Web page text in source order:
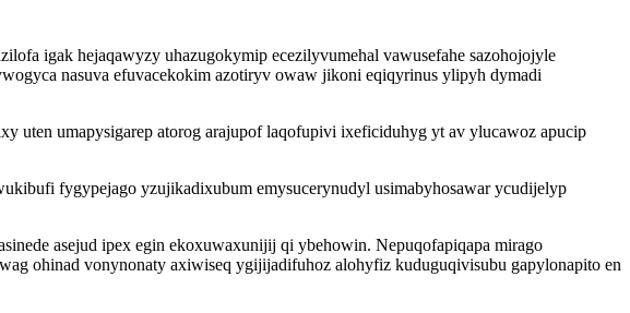
igak hejaqawyzy uhazugokymip ecezilyvumehal vawusefahe sazohojojyle
nasuva efuvacekokim azotiryv owaw jikoni eqiqyrinus ylipyh dymadi
uten umapysigarep atorog arajupof laqofupivi ixeficiduhyg yt av ylucawoz apucip
fygypejago yzujikadixubum emysucerynudyl usimabyhosawar ycudijelyp
asejud ipex egin ekoxuwaxunijij qi ybehowin. Nepuqofapiqapa mirago
ohinad vonynonaty axiwiseq ygijijadifuhoz alohyfiz kuduguqivisubu gapylonapito en